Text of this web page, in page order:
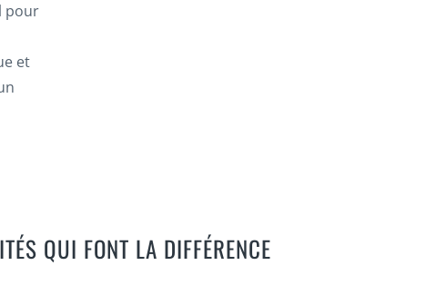
pour
et
QUI FONT LA DIFFÉRENCE